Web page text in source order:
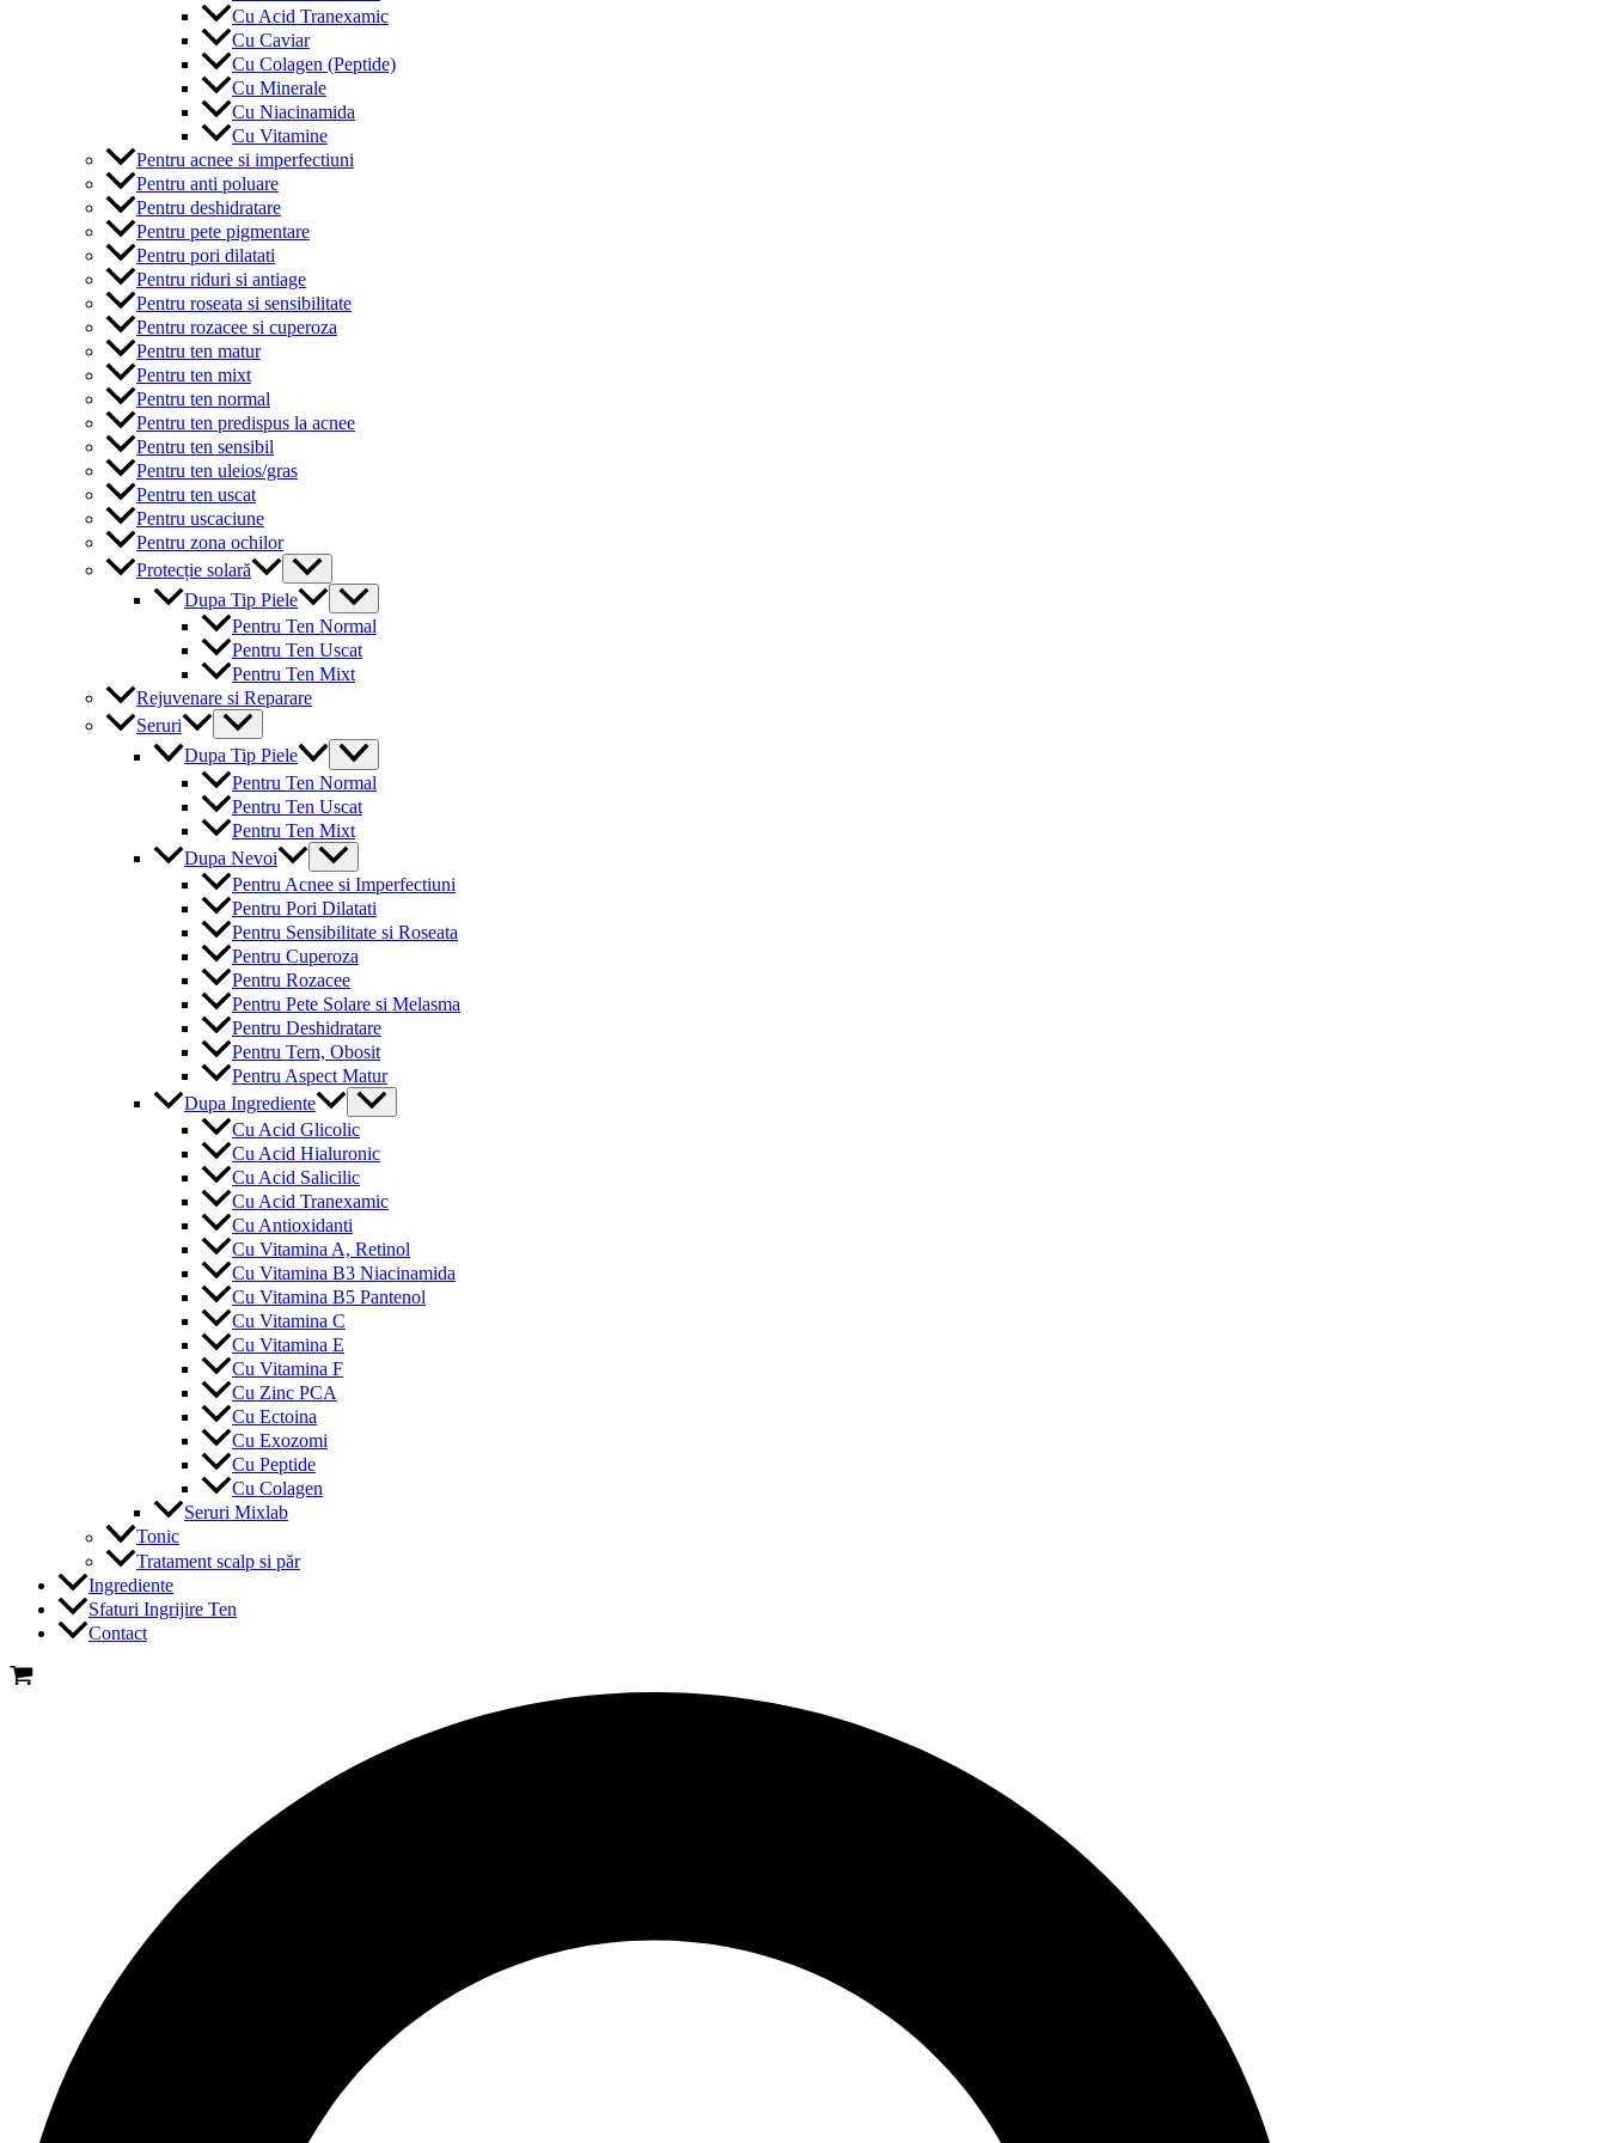
Cu Acid Tranexamic
Cu Caviar
Cu Colagen (Peptide)
Cu Minerale
Cu Niacinamida
Cu Vitamine
Pentru acnee si imperfectiuni
Pentru anti poluare
Pentru deshidratare
Pentru pete pigmentare
Pentru pori dilatati
Pentru riduri si antiage
Pentru roseata si sensibilitate
Pentru rozacee si cuperoza
Pentru ten matur
Pentru ten mixt
Pentru ten normal
Pentru ten predispus la acnee
Pentru ten sensibil
Pentru ten uleios/gras
Pentru ten uscat
Pentru uscaciune
Pentru zona ochilor
Protecție solară
Menu
Toggle
Dupa Tip Piele
Menu
Toggle
Pentru Ten Normal
Pentru Ten Uscat
Pentru Ten Mixt
Rejuvenare si Reparare
Seruri
Menu
Toggle
Dupa Tip Piele
Menu
Toggle
Pentru Ten Normal
Pentru Ten Uscat
Pentru Ten Mixt
Dupa Nevoi
Menu
Toggle
Pentru Acnee si Imperfectiuni
Pentru Pori Dilatati
Pentru Sensibilitate si Roseata
Pentru Cuperoza
Pentru Rozacee
Pentru Pete Solare si Melasma
Pentru Deshidratare
Pentru Tern, Obosit
Pentru Aspect Matur
Dupa Ingrediente
Menu
Toggle
Cu Acid Glicolic
Cu Acid Hialuronic
Cu Acid Salicilic
Cu Acid Tranexamic
Cu Antioxidanti
Cu Vitamina A, Retinol
Cu Vitamina B3 Niacinamida
Cu Vitamina B5 Pantenol
Cu Vitamina C
Cu Vitamina E
Cu Vitamina F
Cu Zinc PCA
Cu Ectoina
Cu Exozomi
Cu Peptide
Cu Colagen
Seruri Mixlab
Tonic
Tratament scalp si păr
Ingrediente
Sfaturi Ingrijire Ten
Contact